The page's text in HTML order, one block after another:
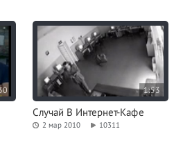
1:53
Случай В Интернет-Кафе
2 мар 2010 10311